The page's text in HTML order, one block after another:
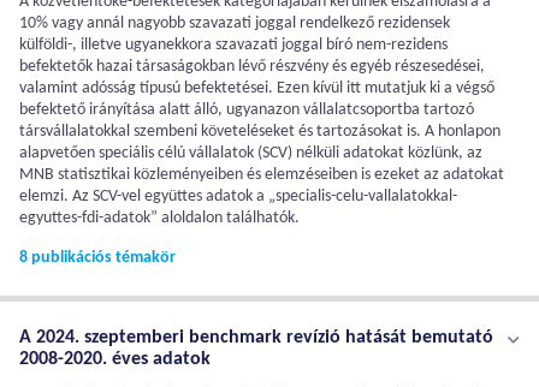
10% vagy annál nagyobb szavazati joggal rendelkező rezidensek
külföldi-, illetve ugyanekkora szavazati joggal bíró nem-rezidens
befektetők hazai társaságokban lévő részvény és egyéb részesedései,
valamint adósság típusú befektetései. Ezen kívül itt mutatjuk ki a végső
befektető irányítása alatt álló, ugyanazon vállalatcsoportba tartozó
társvállalatokkal szembeni követeléseket és tartozásokat is. A honlapon
alapvetően speciális célú vállalatok (SCV) nélküli adatokat közlünk, az
MNB statisztikai közleményeiben és elemzéseiben is ezeket az adatokat
elemzi. Az SCV-vel együttes adatok a „specialis-celu-vallalatokkal-
egyuttes-fdi-adatok” aloldalon találhatók.
8 publikációs témakör
A 2024. szeptemberi benchmark revízió hatását bemutató
2008-2020. éves adatok